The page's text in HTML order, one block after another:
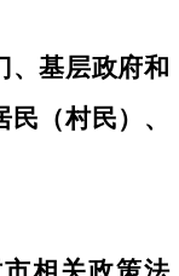
、基层政府和
（村民）、